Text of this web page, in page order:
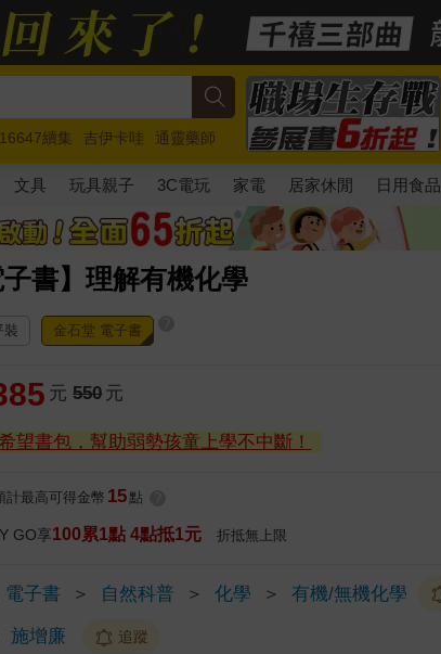
16647續集 吉伊卡哇
通靈藥師
5 超慢跑
文具 玩具親子 3C電玩 家電 居家休閒 日用食品
子書】理解有機化學
裝 金石堂 電子書
元 550 元
望書包，幫助弱勢孩童上學不中斷！
計最高可得金幣 15 點
GO享100累1點 4點抵1元 折抵無上限
電子書 ＞ 自然科普 ＞ 化學 ＞ 有機/無機化學
施增廉 追蹤